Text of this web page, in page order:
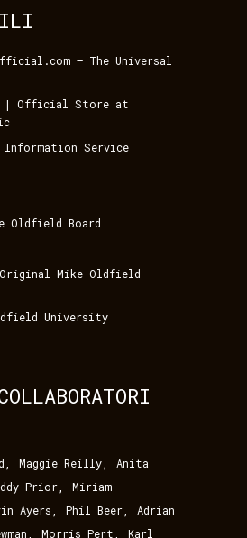
– The Universal
| Official Store at
Service
Oldfield Board
Original Mike Oldfield
University
, Maggie Reilly,
Anita
Prior, Miriam
Ayers, Phil Beer,
Adrian
, Morris Pert, Karl